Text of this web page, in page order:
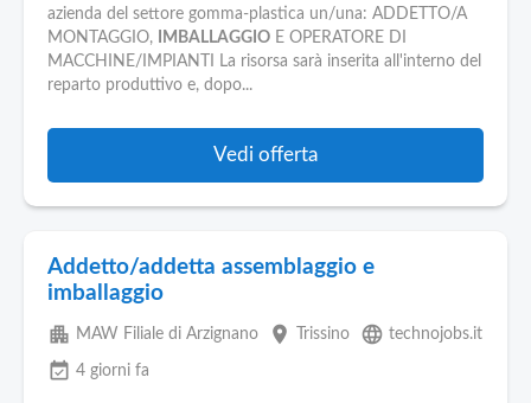
azienda del settore gomma-plastica un/una: ADDETTO/A
MONTAGGIO,
IMBALLAGGIO E OPERATORE DI
MACCHINE/IMPIANTI La risorsa sarà inserita all'interno del
reparto produttivo e, dopo...
Vedi offerta
Addetto/addetta assemblaggio e
imballaggio
apartment MAW Filiale di Arzignano place Trissino language technojobs.it
event_available 4 giorni fa